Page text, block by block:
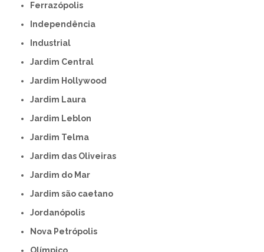
Ferrazópolis
Independência
Industrial
Jardim Central
Jardim Hollywood
Jardim Laura
Jardim Leblon
Jardim Telma
Jardim das Oliveiras
Jardim do Mar
Jardim são caetano
Jordanópolis
Nova Petrópolis